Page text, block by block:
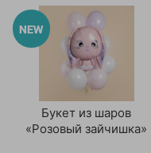
Букет из шаров
«Розовый зайчишка»